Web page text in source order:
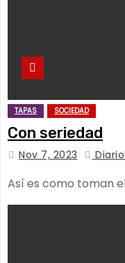
TAPAS SOCIEDAD
Con seriedad
Nov 7, 2023
Así es como toman